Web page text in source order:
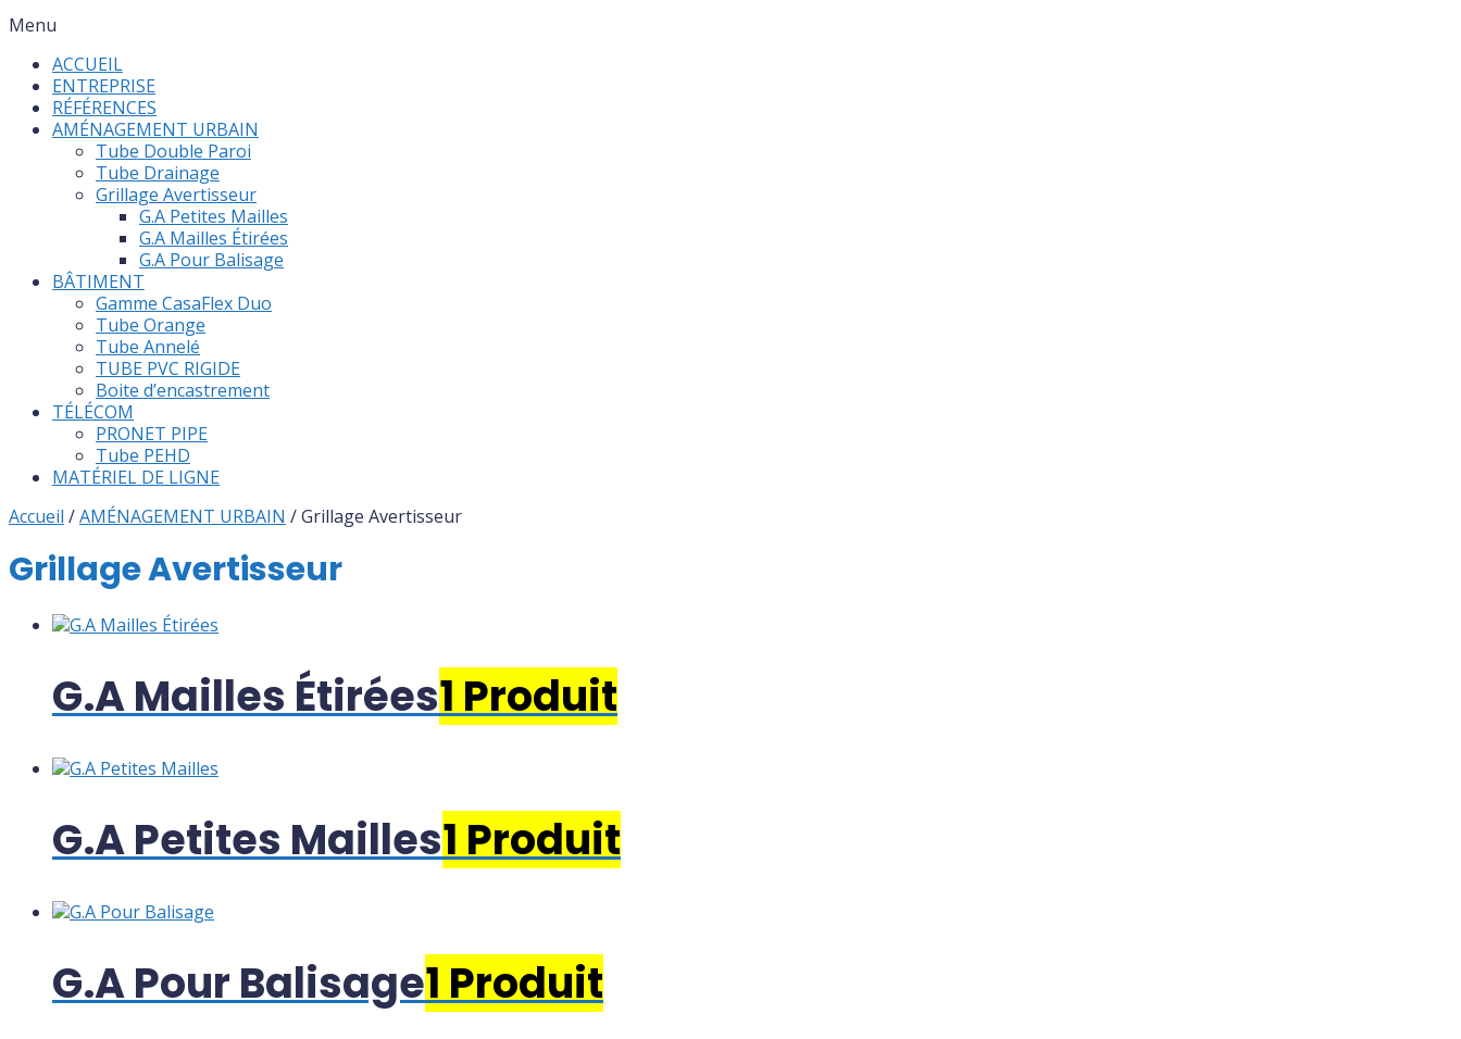
Menu
ACCUEIL
ENTREPRISE
RÉFÉRENCES
AMÉNAGEMENT URBAIN
Tube Double Paroi
Tube Drainage
Grillage Avertisseur
G.A Petites Mailles
G.A Mailles Étirées
G.A Pour Balisage
BÂTIMENT
Gamme CasaFlex Duo
Tube Orange
Tube Annelé
TUBE PVC RIGIDE
Boite d’encastrement
TÉLÉCOM
PRONET PIPE
Tube PEHD
MATÉRIEL DE LIGNE
Accueil /AMÉNAGEMENT URBAIN / Grillage Avertisseur
Grillage Avertisseur
G.A Mailles Étirées1 Produit
G.A Petites Mailles1 Produit
G.A Pour Balisage1 Produit